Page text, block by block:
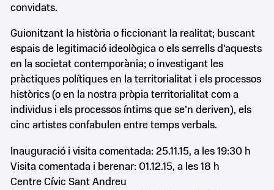
convidats.
Guionitzant la història o ficcionant la realitat; buscant
espais de legitimació ideològica o els serrells d’aquests
en la societat contemporània; o investigant les
pràctiques polítiques en la territorialitat i els processos
històrics (o en la nostra pròpia territorialitat com a
individus i els processos íntims que se’n deriven), els
cinc artistes confabulen entre temps verbals.
Inauguració i visita comentada: 25.11.15, a les 19:30 h
Visita comentada i berenar: 01.12.15, a les 18 h
Centre Cívic Sant Andreu